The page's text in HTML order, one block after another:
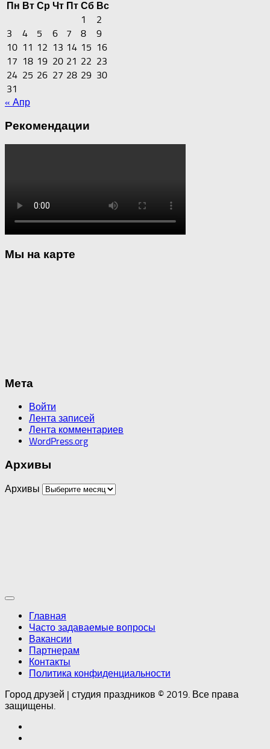
Пн Вт Ср Чт Пт Сб Вс
1
2
3
4 5 6 7 8
9
10 11 12 13 14 15 16
17 18 19 20 21 22 23
24 25 26 27 28 29 30
31
« Апр
Рекомендации
Мы на карте
Мета
Войти
Лента записей
Лента комментариев
WordPress.org
Архивы
Архивы
Главная
Часто задаваемые вопросы
Вакансии
Партнерам
Контакты
Политика конфиденциальности
Город друзей | студия праздников © 2019. Все права
защищены.